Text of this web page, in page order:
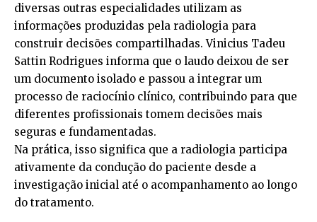
diversas outras especialidades utilizam as
informações produzidas pela radiologia para
construir decisões compartilhadas. Vinicius Tadeu
Sattin Rodrigues informa que o laudo deixou de ser
um documento isolado e passou a integrar um
processo de raciocínio clínico, contribuindo para que
diferentes profissionais tomem decisões mais
seguras e fundamentadas.
Na prática, isso significa que a radiologia participa
ativamente da condução do paciente desde a
investigação inicial até o acompanhamento ao longo
do tratamento.